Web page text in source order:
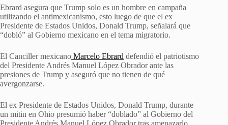
Ebrard asegura que Trump solo es un hombre en campaña
utilizando el antimexicanismo, esto luego de que el ex
Presidente de Estados Unidos, Donald Trump, señalará que
“dobló” al Gobierno mexicano en el tema migratorio.
El Canciller mexicano Marcelo Ebrard defendió el patriotismo
del Presidente Andrés Manuel López Obrador ante las
presiones de Trump y aseguró que no tienen de qué
avergonzarse.
El ex Presidente de Estados Unidos, Donald Trump, durante
un mitin en Ohio presumió haber “doblado” al Gobierno del
Presidente Andrés Manuel López Obrador tras amenazarlo